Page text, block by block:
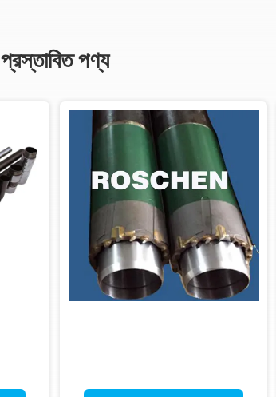
প্রস্তাবিত পণ্য